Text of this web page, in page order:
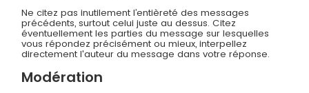
Ne citez pas inutilement l’entièreté des messages
précédents, surtout celui juste au dessus. Citez
éventuellement les parties du message sur lesquelles
vous répondez précisément ou mieux, interpellez
directement l'auteur du message dans votre réponse.
Modération